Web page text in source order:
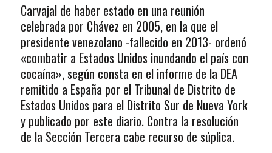
Carvajal de haber estado en una reunión
celebrada por Chávez en 2005, en la que el
presidente venezolano -fallecido en 2013- ordenó
«combatir a Estados Unidos inundando el país con
cocaína», según consta en el informe de la DEA
remitido a España por el Tribunal de Distrito de
Estados Unidos para el Distrito Sur de Nueva York
y publicado por este diario. Contra la resolución
de la Sección Tercera cabe recurso de súplica.